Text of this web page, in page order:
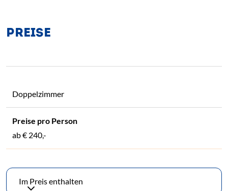
PREISE
Doppelzimmer
ab € 240,-
Im Preis enthalten